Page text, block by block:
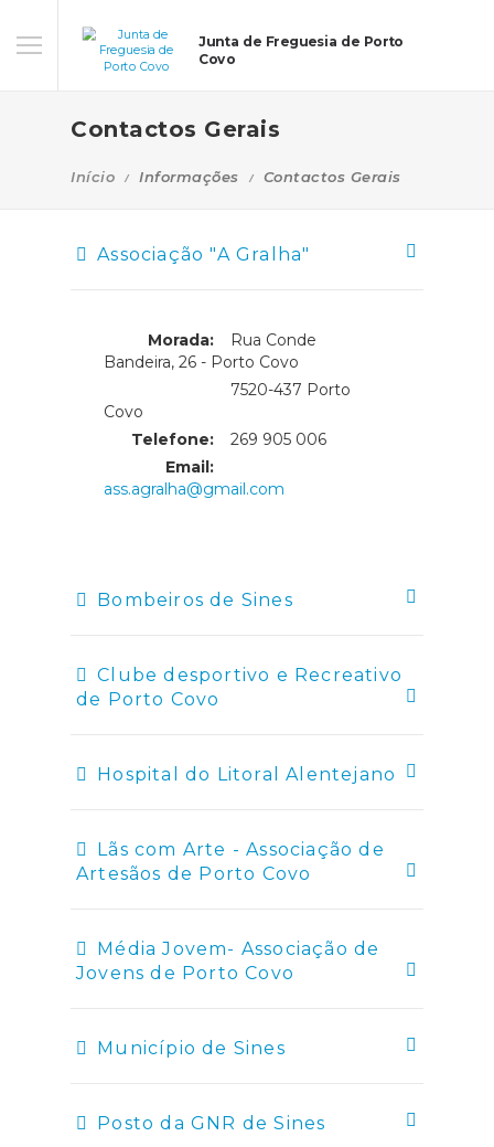
Junta de Freguesia de Porto
Covo
Contactos Gerais
Início Informações Contactos Gerais
Associação "A Gralha"
Morada:
Rua Conde
Bandeira, 26 - Porto Covo
7520-437 Porto
Covo
Telefone:
269 905 006
Email:
ass.agralha@gmail.com
Bombeiros de Sines
Clube desportivo e Recreativo
de Porto Covo
Hospital do Litoral Alentejano
Lãs com Arte - Associação de
Artesãos de Porto Covo
Média Jovem- Associação de
Jovens de Porto Covo
Município de Sines
Posto da GNR de Sines